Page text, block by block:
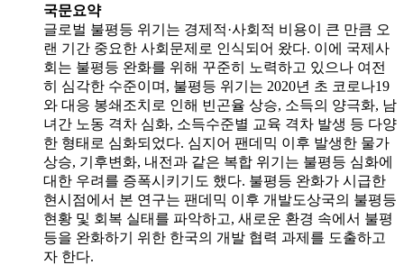
국문요약
글로벌 불평등 위기는 경제적·사회적 비용이 큰 만큼 오
랜 기간 중요한 사회문제로 인식되어 왔다. 이에 국제사
회는 불평등 완화를 위해 꾸준히 노력하고 있으나 여전
히 심각한 수준이며, 불평등 위기는 2020년 초 코로나19
와 대응 봉쇄조치로 인해 빈곤율 상승, 소득의 양극화, 남
녀간 노동 격차 심화, 소득수준별 교육 격차 발생 등 다양
한 형태로 심화되었다. 심지어 팬데믹 이후 발생한 물가
상승, 기후변화, 내전과 같은 복합 위기는 불평등 심화에
대한 우려를 증폭시키기도 했다. 불평등 완화가 시급한
현시점에서 본 연구는 팬데믹 이후 개발도상국의 불평등
현황 및 회복 실태를 파악하고, 새로운 환경 속에서 불평
등을 완화하기 위한 한국의 개발 협력 과제를 도출하고
자 한다.